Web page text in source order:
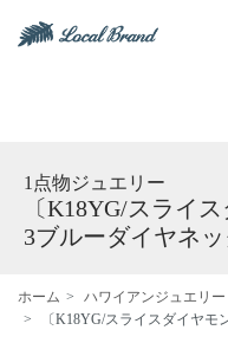
1点物ジュエリー
〔K18YG/スライ
3ブルーダイヤネ
ホーム ハワイアンジュエリー
〔K18YG/スライスダイヤモ